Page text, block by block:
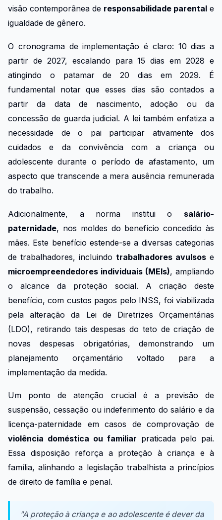
visão contemporânea de responsabilidade parental e
igualdade de gênero.
O cronograma de implementação é claro: 10 dias a
partir de 2027, escalando para 15 dias em 2028 e
atingindo o patamar de 20 dias em 2029. É
fundamental notar que esses dias são contados a
partir da data de nascimento, adoção ou da
concessão de guarda judicial. A lei também enfatiza a
necessidade de o pai participar ativamente dos
cuidados e da convivência com a criança ou
adolescente durante o período de afastamento, um
aspecto que transcende a mera ausência remunerada
do trabalho.
Adicionalmente, a norma institui o salário-
paternidade, nos moldes do benefício concedido às
mães. Este benefício estende-se a diversas categorias
de trabalhadores, incluindo trabalhadores avulsos e
microempreendedores individuais (MEIs), ampliando
o alcance da proteção social. A criação deste
benefício, com custos pagos pelo INSS, foi viabilizada
pela alteração da Lei de Diretrizes Orçamentárias
(LDO), retirando tais despesas do teto de criação de
novas despesas obrigatórias, demonstrando um
planejamento orçamentário voltado para a
implementação da medida.
Um ponto de atenção crucial é a previsão de
suspensão, cessação ou indeferimento do salário e da
licença-paternidade em casos de comprovação de
violência doméstica ou familiar praticada pelo pai.
Essa disposição reforça a proteção à criança e à
família, alinhando a legislação trabalhista a princípios
de direito de família e penal.
"A proteção à criança e ao adolescente é dever da